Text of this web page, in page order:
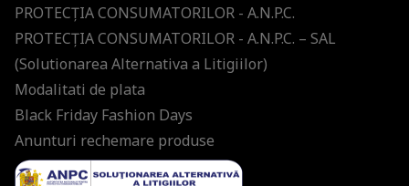
PROTECŢIA CONSUMATORILOR - A.N.P.C.
PROTECŢIA CONSUMATORILOR - A.N.P.C. – SAL
(Solutionarea Alternativa a Litigiilor)
Modalitati de plata
Black Friday Fashion Days
Anunturi rechemare produse